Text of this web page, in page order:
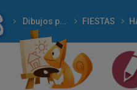
Dibujos para Colorear FIESTAS